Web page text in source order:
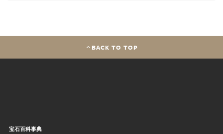
BACK TO TOP
宝石百科事典